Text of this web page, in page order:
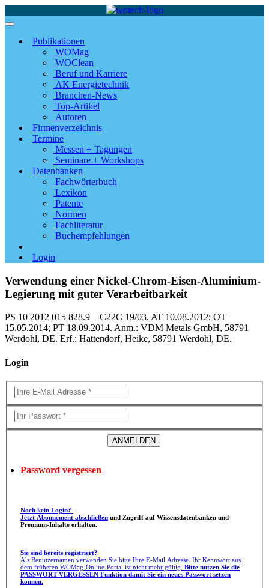
Publikationen
WOMag
WOClean
Beruf und Karriere
AK Energietechnik
Branchen-News
Top-Artikel
Autoren
Firmenverzeichnis
Termine
Messen + Tagungen
Seminare + Workshops
Datenbanken
Fachwörterbuch
Lexikon
Patente
Normen
Fachliteratur
Buchempfehlungen
Login
Verwendung einer Nickel-Chrom-Eisen-Aluminium-
Legierung mit guter Verarbeitbarkeit
PS 10 2012 015 828.9 – C22C 19/03. AT 10.08.2012; OT
15.05.2014; PT 18.09.2014. Anm.: VDM Metals GmbH, 58791
Werdohl, DE. Erf.: Hattendorf, Heike, 58791 Werdohl, DE.
Login
Password vergessen
Noch kein Login?
Jetzt Abonnement abschließen
Premium-Inhalte erhalten.
Sie sind bereits registriert?
Als Benutzernamen verwenden Sie bitte Ihre E-Mail Adresse. Ihr Kennwort aus
dem früheren WOMag-Online-Portal ist nicht mehr gültig. Bitte nutzen Sie die
PASSWORT VERGESSEN Funktion damit Sie ein neues Passwort setzen
können.